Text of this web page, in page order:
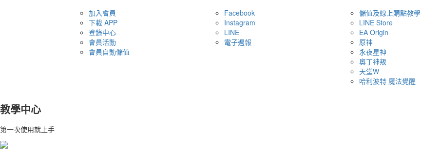
加入會員
下載 APP
登錄中心
會員活動
會員自動儲值
Facebook
Instagram
LINE
電子週報
儲值及線上購點教學
LINE Store
EA Origin
原神
永夜星神
奧丁神叛
天堂W
哈利波特 魔法覺醒
教學中心
第一次使用就上手